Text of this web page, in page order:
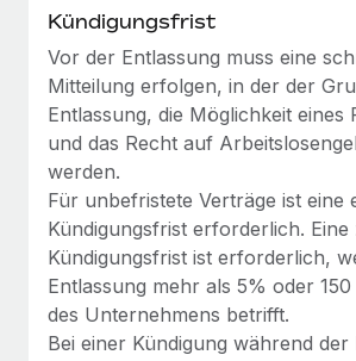
Kündigungsfrist
Vor der Entlassung muss eine
Mitteilung erfolgen, in der der
Entlassung, die Möglichkeit eines
und das Recht auf
werden.
Für unbefristete Verträge ist eine
Kündigungsfrist erforderlich. Eine
Kündigungsfrist ist erforderlich,
Entlassung mehr als 5% oder
des Unternehmens betrifft.
Bei einer Kündigung während